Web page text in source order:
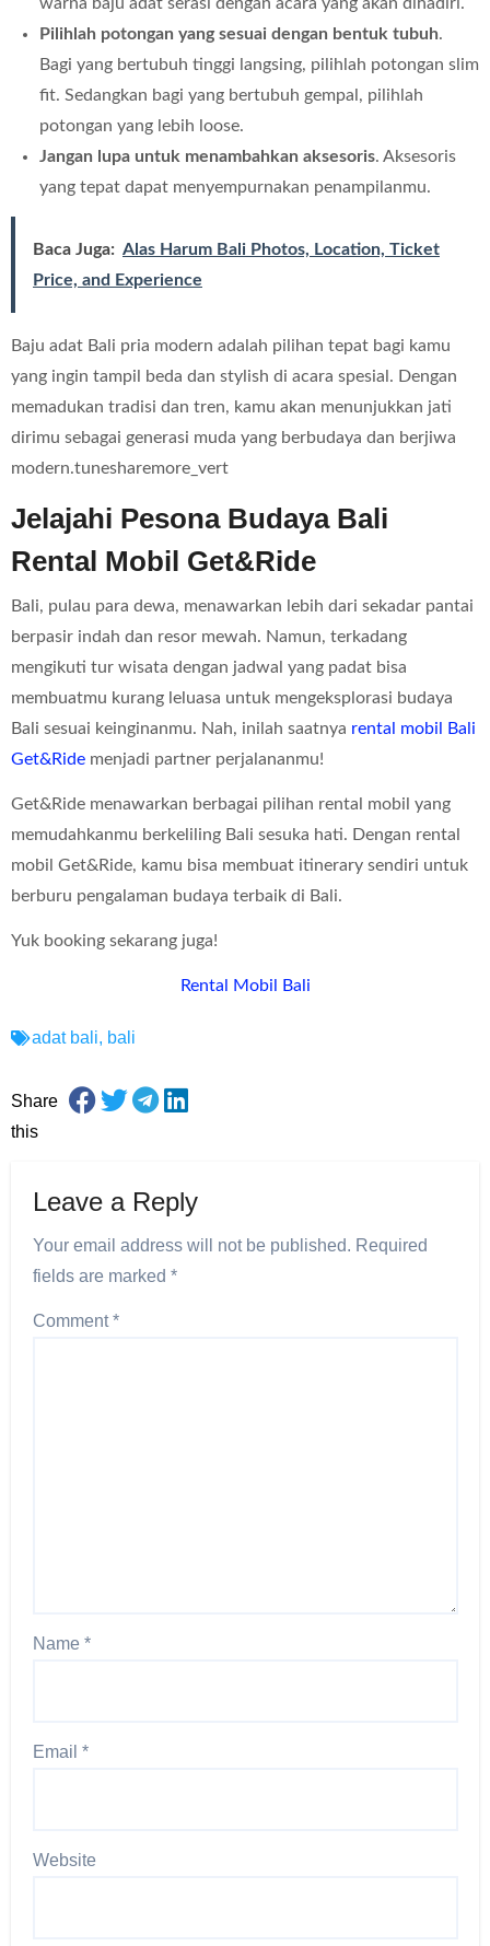
warna baju adat serasi dengan acara yang akan dihadiri.
Pilihlah potongan yang sesuai dengan bentuk tubuh.
Bagi yang bertubuh tinggi langsing, pilihlah potongan slim
fit. Sedangkan bagi yang bertubuh gempal, pilihlah
potongan yang lebih loose.
Jangan lupa untuk menambahkan aksesoris. Aksesoris
yang tepat dapat menyempurnakan penampilanmu.
Baca Juga: Alas Harum Bali Photos, Location, Ticket
Price, and Experience
Baju adat Bali pria modern adalah pilihan tepat bagi kamu
yang ingin tampil beda dan stylish di acara spesial. Dengan
memadukan tradisi dan tren, kamu akan menunjukkan jati
dirimu sebagai generasi muda yang berbudaya dan berjiwa
modern.tunesharemore_vert
Jelajahi Pesona Budaya Bali
Rental Mobil Get&Ride
Bali, pulau para dewa, menawarkan lebih dari sekadar pantai
berpasir indah dan resor mewah. Namun, terkadang
mengikuti tur wisata dengan jadwal yang padat bisa
membuatmu kurang leluasa untuk mengeksplorasi budaya
Bali sesuai keinginanmu. Nah, inilah saatnya rental mobil Bali
Get&Ride menjadi partner perjalananmu!
Get&Ride menawarkan berbagai pilihan rental mobil yang
memudahkanmu berkeliling Bali sesuka hati. Dengan rental
mobil Get&Ride, kamu bisa membuat itinerary sendiri untuk
berburu pengalaman budaya terbaik di Bali.
Yuk booking sekarang juga!
Rental Mobil Bali
adat bali, bali
Share
this
Leave a Reply
Your email address will not be published. Required
fields are marked *
Comment*
Name *
Email *
Website